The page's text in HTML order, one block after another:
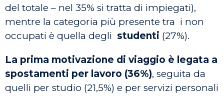
del totale – nel 35% si tratta di impiegati),
mentre la categoria più presente tra i non
occupati è quella degli studenti (27%).
La prima motivazione di viaggio è legata a
spostamenti per lavoro (36%), seguita da
quelli per studio (21,5%) e per servizi personali